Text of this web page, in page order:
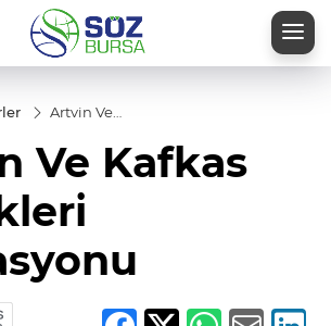
Artvin Ve
Dernekleri
Federasyonu
Ve Kafkas